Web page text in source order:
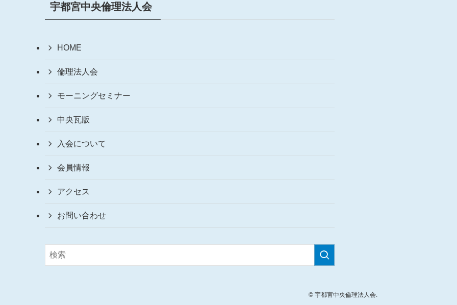
宇都宮中央倫理法人会
HOME
倫理法人会
モーニングセミナー
中央瓦版
入会について
会員情報
アクセス
お問い合わせ
©宇都宮中央倫理法人会.